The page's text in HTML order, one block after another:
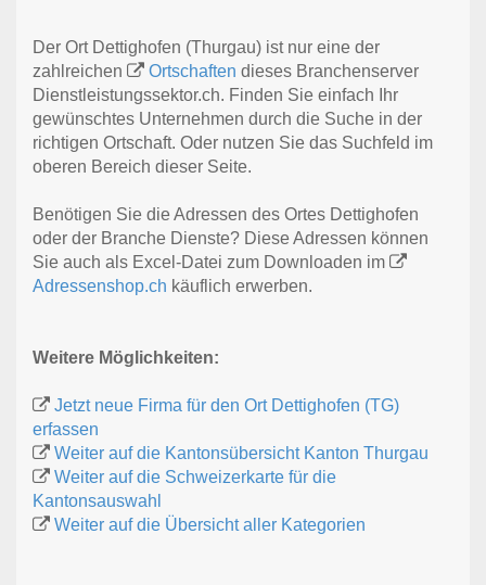
Der Ort Dettighofen (Thurgau) ist nur eine der
zahlreichen
Ortschaften dieses Branchenserver
Dienstleistungssektor.ch. Finden Sie einfach Ihr
gewünschtes Unternehmen durch die Suche in der
richtigen Ortschaft. Oder nutzen Sie das Suchfeld im
oberen Bereich dieser Seite.
Benötigen Sie die Adressen des Ortes Dettighofen
oder der Branche Dienste? Diese Adressen können
Sie auch als Excel-Datei zum Downloaden im
Adressenshop.ch käuflich erwerben.
Weitere Möglichkeiten:
Jetzt neue Firma für den Ort Dettighofen (TG)
erfassen
Weiter auf die Kantonsübersicht Kanton Thurgau
Weiter auf die Schweizerkarte für die
Kantonsauswahl
Weiter auf die Übersicht aller Kategorien